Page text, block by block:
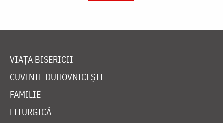
VIAȚA BISERICII
CUVINTE DUHOVNICEȘTI
FAMILIE
LITURGICĂ